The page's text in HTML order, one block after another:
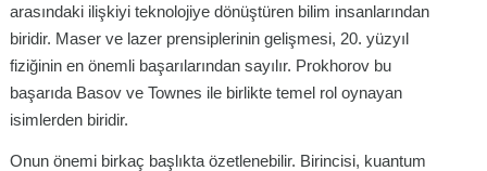
arasındaki ilişkiyi teknolojiye dönüştüren bilim insanlarından
biridir. Maser ve lazer prensiplerinin gelişmesi, 20. yüzyıl
fiziğinin en önemli başarılarından sayılır. Prokhorov bu
başarıda Basov ve Townes ile birlikte temel rol oynayan
isimlerden biridir.
Onun önemi birkaç başlıkta özetlenebilir. Birincisi, kuantum